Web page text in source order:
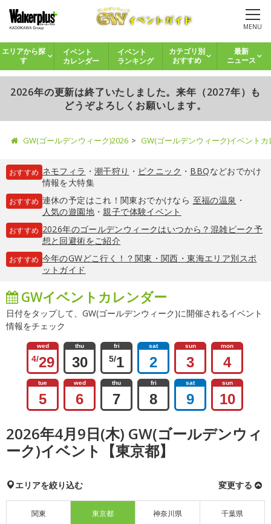
MENU
エリアから探
す
イベント
カレンダー
イベント
ランキング
カテゴリ別
おすすめ
最新
ニュース
2026年の更新は終了いたしました。来年（2027年）も
どうぞよろしくお願いします。
GW(ゴールデンウィーク)2026 GW(ゴールデンウィーク)イベント
おすすめ ネモフィラ ・ 潮干狩り ・ ピクニック ・ BBQなどおでかけ
情報を大特集
おすすめ 連休の予定はこれ！関東おでかけなら 至福の温泉 ・
人気の遊園地・親子で体験イベント
おすすめ 2026年のゴールデンウィークはいつから？混雑ピーク予
想と回避術をご紹介
おすすめ 今年のGWどこ行く！？関東・関西・東海エリア別スポ
ットガイド
GWイベントカレンダー
日付をタップして、GW(ゴールデンウィーク)に開催されるイベント
情報をチェック
wed
4/29
thu
30
fri
5/1
sat
2
sun
3
mon
4
tue
5
wed
6
thu
7
fri
8
sat
9
sun
10
2026年4月9日(木) GW(ゴールデンウィ
ーク)イベント【東京都】
エリアを絞り込む 変更する
関東 東京都 神奈川県 千葉県